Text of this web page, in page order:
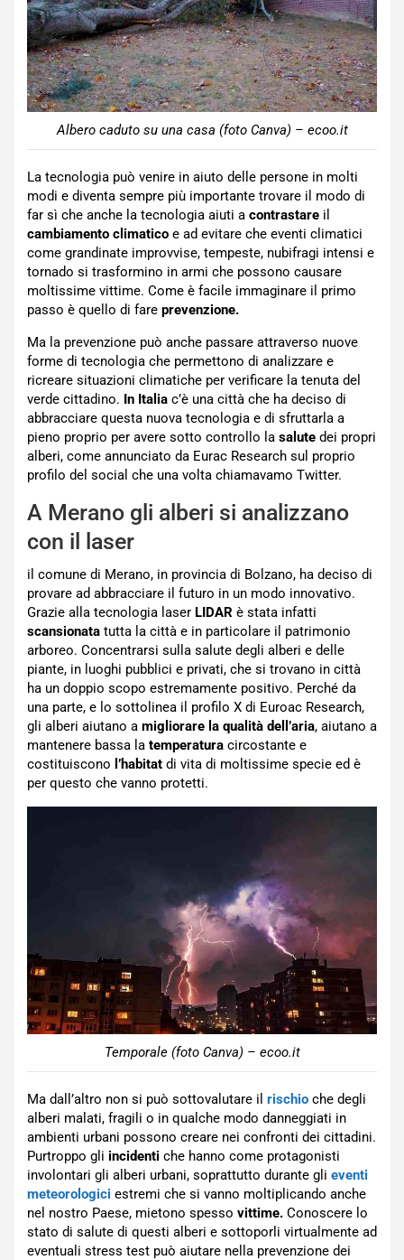
Albero caduto su una casa (foto Canva) – ecoo.it
La tecnologia può venire in aiuto delle persone in molti
modi e diventa sempre più importante trovare il modo di
far sì che anche la tecnologia aiuti a contrastare il
cambiamento climatico e ad evitare che eventi climatici
come grandinate improvvise, tempeste, nubifragi intensi e
tornado si trasformino in armi che possono causare
moltissime vittime. Come è facile immaginare il primo
passo è quello di fare prevenzione.
Ma la prevenzione può anche passare attraverso nuove
forme di tecnologia che permettono di analizzare e
ricreare situazioni climatiche per verificare la tenuta del
verde cittadino. In Italia c’è una città che ha deciso di
abbracciare questa nuova tecnologia e di sfruttarla a
pieno proprio per avere sotto controllo la salute dei propri
alberi, come annunciato da Eurac Research sul proprio
profilo del social che una volta chiamavamo Twitter.
A Merano gli alberi si analizzano
con il laser
il comune di Merano, in provincia di Bolzano, ha deciso di
provare ad abbracciare il futuro in un modo innovativo.
Grazie alla tecnologia laser LIDAR è stata infatti
scansionata tutta la città e in particolare il patrimonio
arboreo. Concentrarsi sulla salute degli alberi e delle
piante, in luoghi pubblici e privati, che si trovano in città
ha un doppio scopo estremamente positivo. Perché da
una parte, e lo sottolinea il profilo X di Euroac Research,
gli alberi aiutano a migliorare la qualità dell’aria, aiutano a
mantenere bassa la temperatura circostante e
costituiscono l’habitat di vita di moltissime specie ed è
per questo che vanno protetti.
Temporale (foto Canva) – ecoo.it
Ma dall’altro non si può sottovalutare il rischio che degli
alberi malati, fragili o in qualche modo danneggiati in
ambienti urbani possono creare nei confronti dei cittadini.
Purtroppo gli incidenti che hanno come protagonisti
involontari gli alberi urbani, soprattutto durante gli eventi
meteorologici estremi che si vanno moltiplicando anche
nel nostro Paese, mietono spesso vittime. Conoscere lo
stato di salute di questi alberi e sottoporli virtualmente ad
eventuali stress test può aiutare nella prevenzione dei